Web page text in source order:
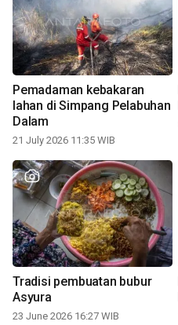
Pemadaman kebakaran
lahan di Simpang Pelabuhan
Dalam
21 July 2026 11:35 WIB
Tradisi pembuatan bubur
Asyura
23 June 2026 16:27 WIB